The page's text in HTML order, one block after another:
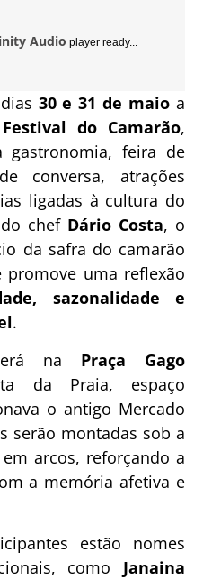
Audio player ready...
30 e 31 de maio a
Festival do Camarão,
gastronomia, feira de
conversa, atrações
ligadas à cultura do
chef Dário Costa, o
da safra do camarão
uma reflexão
sazonalidade e
.
na Praça Gago
da Praia, espaço
o antigo Mercado
serão montadas sob a
arcos, reforçando a
a memória afetiva e
estão nomes
como Janaina